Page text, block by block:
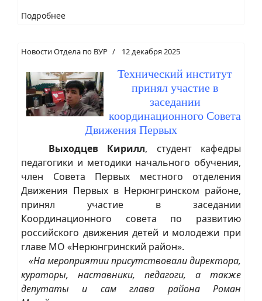
Подробнее
Новости Отдела по ВУР 12 декабря 2025
Технический институт
принял участие в
заседании
координационного Совета
Движения Первых
Выходцев Кирилл, студент кафедры
педагогики и методики начального обучения,
член Совета Первых местного отделения
Движения Первых в Нерюнгринском районе,
принял участие в заседании
Координационного совета по развитию
российского движения детей и молодежи при
главе МО «Нерюнгринский район».
«На мероприятии присутствовали директора,
кураторы, наставники, педагоги, а также
депутаты и сам глава района Роман